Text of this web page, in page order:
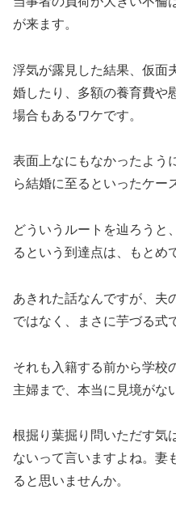
が来ます。
浮気が露見した結果、仮面
婚したり、多額の養育費や
場合もあるワケです。
表面上なにもなかったよう
ら結婚に至るといったケー
どういうルートを辿ろうと
るという到達点は、もとめ
あきれた話なんですが、夫
ではなく、まさに芋づる式
それも入籍する前から学校
主婦まで、本当に見境がな
根掘り葉掘り問いただす気
ないって言いますよね。妻
ると思いませんか。